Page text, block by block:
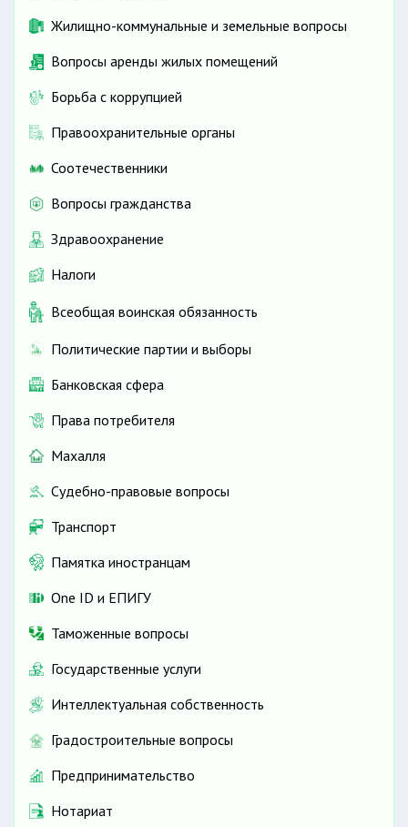
Жилищно-коммунальные и земельные вопросы
Вопросы аренды жилых помещений
Борьба с коррупцией
Правоохранительные органы
Соотечественники
Вопросы гражданства
Здравоохранение
Налоги
Всеобщая воинская обязанность
Политические партии и выборы
Банковская сфера
Права потребителя
Махалля
Судебно-правовые вопросы
Транспорт
Памятка иностранцам
One ID и ЕПИГУ
Таможенные вопросы
Государственные услуги
Интеллектуальная собственность
Градостроительные вопросы
Предпринимательство
Нотариат